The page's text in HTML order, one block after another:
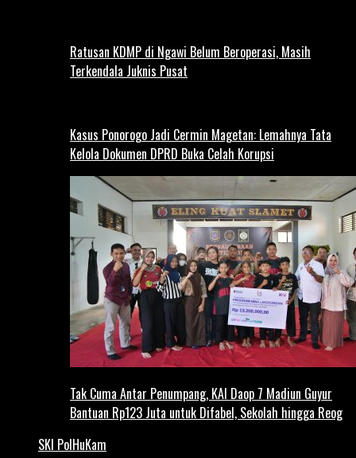
Ratusan KDMP di Ngawi Belum Beroperasi, Masih
Terkendala Juknis Pusat
Kasus Ponorogo Jadi Cermin Magetan: Lemahnya Tata
Kelola Dokumen DPRD Buka Celah Korupsi
Tak Cuma Antar Penumpang, KAI Daop 7 Madiun Guyur
Bantuan Rp123 Juta untuk Difabel, Sekolah hingga Reog
SKI PolHuKam